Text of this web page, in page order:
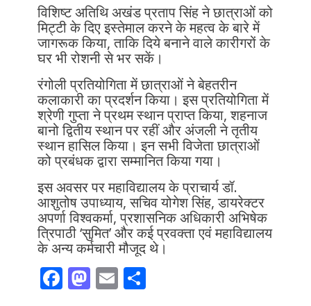
विशिष्ट अतिथि अखंड प्रताप सिंह ने छात्राओं को
मिट्टी के दिए इस्तेमाल करने के महत्व के बारे में
जागरूक किया, ताकि दिये बनाने वाले कारीगरों के
घर भी रोशनी से भर सकें।
रंगोली प्रतियोगिता में छात्राओं ने बेहतरीन
कलाकारी का प्रदर्शन किया। इस प्रतियोगिता में
श्रेणी गुप्ता ने प्रथम स्थान प्राप्त किया, शहनाज
बानो द्वितीय स्थान पर रहीं और अंजली ने तृतीय
स्थान हासिल किया। इन सभी विजेता छात्राओं
को प्रबंधक द्वारा सम्मानित किया गया।
इस अवसर पर महाविद्यालय के प्राचार्य डॉ.
आशुतोष उपाध्याय, सचिव योगेश सिंह, डायरेक्टर
अपर्णा विश्वकर्मा, प्रशासनिक अधिकारी अभिषेक
त्रिपाठी ‘सुमित’ और कई प्रवक्ता एवं महाविद्यालय
के अन्य कर्मचारी मौजूद थे।
F M E S